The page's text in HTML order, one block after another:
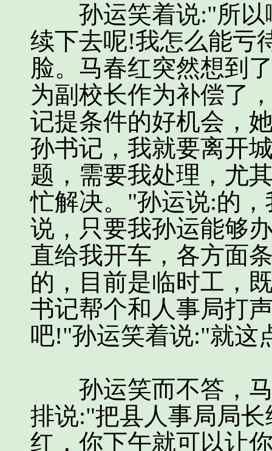
孙运笑着说:"所以
续下去呢!我怎么能亏
脸。马春红突然想到
为副校长作为补偿了
记提条件的好机会，
孙书记，我就要离开
题，需要我处理，尤
忙解决。"孙运说:的
说，只要我孙运能够
直给我开车，各方面
的，目前是临时工，
书记帮个和人事局打
吧!"孙运笑着说:"就这
孙运笑而不答，马
排说:"把县人事局局
红，你下午就可以让